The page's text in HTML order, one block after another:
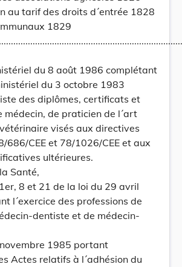
au tarif des droits d´entrée 1828
1829
du 8 août 1986 complétant
du 3 octobre 1983
des diplômes, certificats et
médecin, de praticien de l´art
visés aux directives
686/CEE et 78/1026/CEE et aux
ultérieures.
Santé,
8 et 21 de la loi du 29 avril
l´exercice des professions de
dentiste et de médecin-
1985 portant
Actes relatifs à l´adhésion du